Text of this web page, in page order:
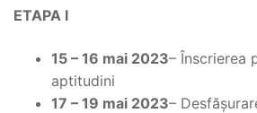
ETAPA I
15 – 16 mai 2023– Înscrierea
aptitudini
17 – 19 mai 2023–